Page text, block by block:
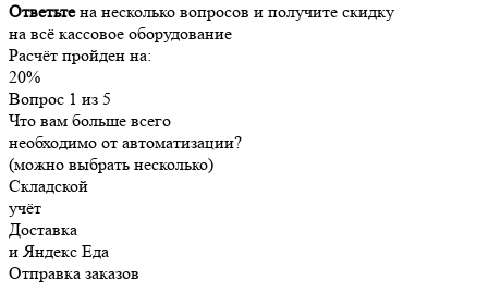
Ответьтена несколько вопросов и получите скидку
на всё кассовое оборудование
Расчёт пройден на:
20%
Вопрос 1 из 5
Что вам больше всего
необходимо от автоматизации?
(можно выбрать несколько)
Складской
учёт
Доставка
и Яндекс Еда
Отправка заказов